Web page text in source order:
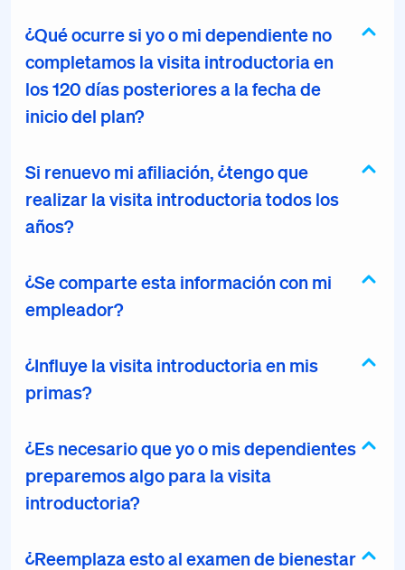
¿Qué ocurre si yo o mi dependiente no
completamos la visita introductoria en
los 120 días posteriores a la fecha de
inicio del plan?
Si renuevo mi afiliación, ¿tengo que
realizar la visita introductoria todos los
años?
¿Se comparte esta información con mi
empleador?
¿Influye la visita introductoria en mis
primas?
¿Es necesario que yo o mis dependientes
preparemos algo para la visita
introductoria?
¿Reemplaza esto al examen de bienestar